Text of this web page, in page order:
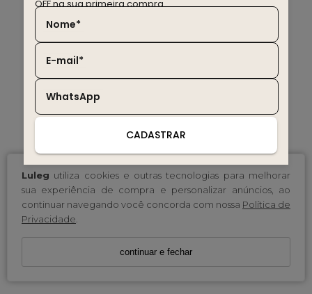
Luleg utiliza cookies e outras tecnologias para melhorar
sua experiência de compra e personalizar anúncios, ao
continuar navegando você concorda com nossa Política de
Privacidade
continuar e fechar
OFF na sua primeira compra.
Nome*
E-mail*
WhatsApp
CADASTRAR